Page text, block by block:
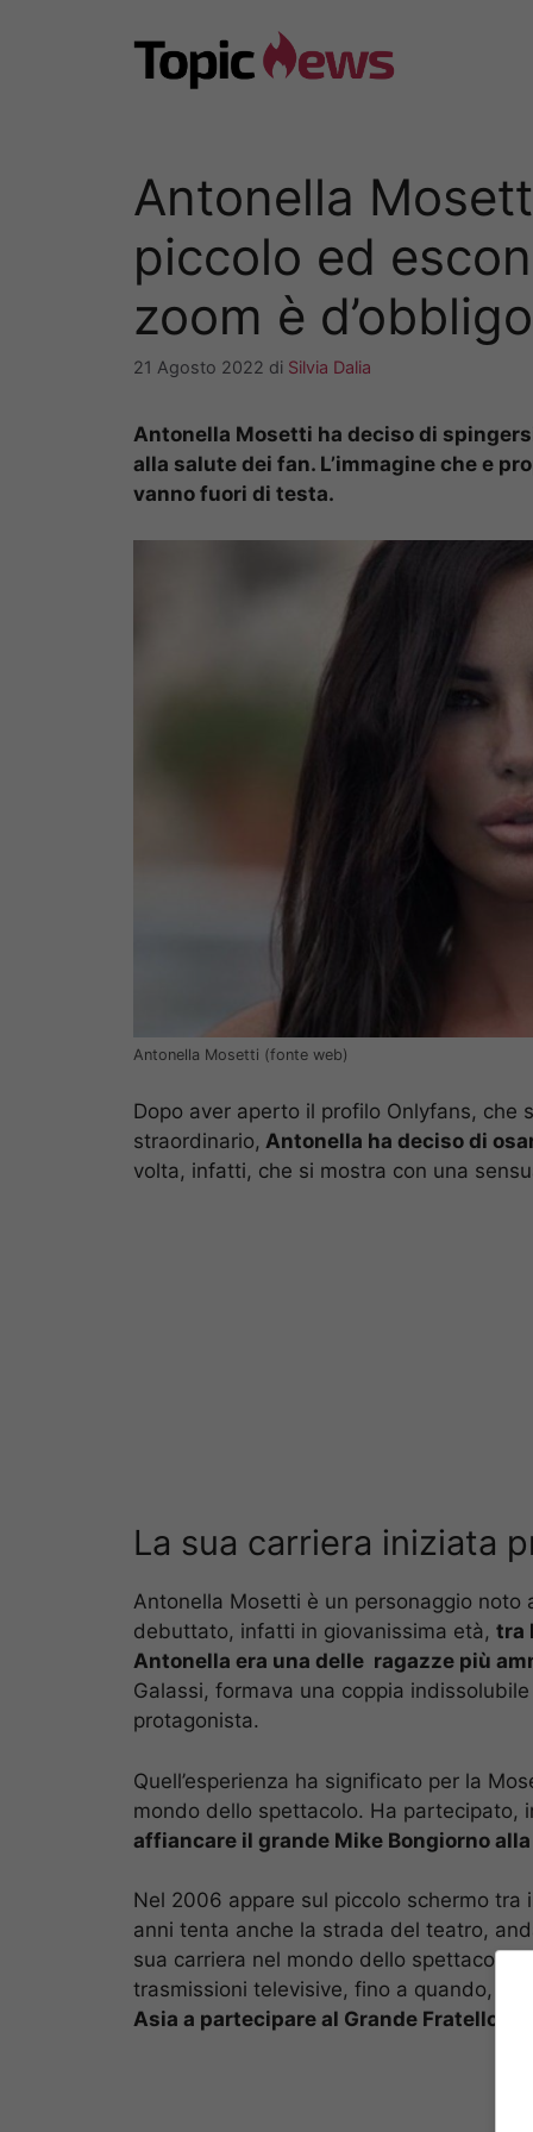
Antonella
piccolo ed
zoom è d’obbligo
21 Agosto 2022 di Silvia Dalia
Antonella Mosetti ha deciso di
alla salute dei fan. L’immagine che e
vanno fuori di testa.
Antonella Mosetti (fonte web)
Dopo aver aperto il profilo Onlyfans, che
straordinario, Antonella ha deciso di
volta, infatti, che si mostra con una
La sua carriera iniziata
Antonella Mosetti è un personaggio
debuttato, infatti in giovanissima età, tra
Antonella era una delle ragazze più
Galassi, formava una coppia
protagonista.
Quell’esperienza ha significato per la
mondo dello spettacolo. Ha partecipato,
affiancare il grande Mike Bongiorno
Nel 2006 appare sul piccolo schermo tra
anni tenta anche la strada del teatro,
sua carriera nel mondo dello spettacolo
trasmissioni televisive, fino a quando,
Asia a partecipare al Grande Fratello VIp.